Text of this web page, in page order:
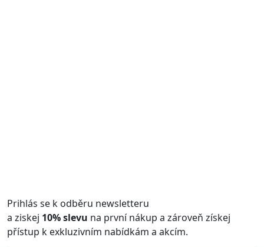
Prihlás se k odběru newsletteru
a ziskej 10% slevu na první nákup a zároveň získej
přístup k exkluzivním nabídkám a akcím.